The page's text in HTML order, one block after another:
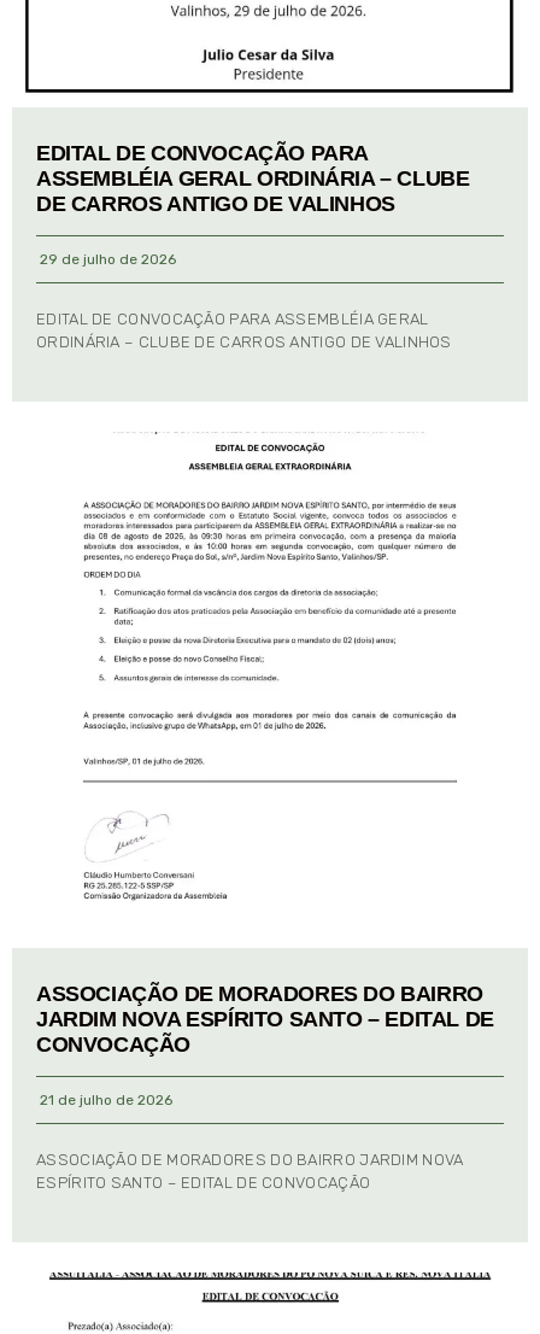
EDITAL DE CONVOCAÇÃO PARA
ASSEMBLÉIA GERAL ORDINÁRIA – CLUBE
DE CARROS ANTIGO DE VALINHOS
29 de julho de 2026
EDITAL DE CONVOCAÇÃO PARA ASSEMBLÉIA GERAL
ORDINÁRIA – CLUBE DE CARROS ANTIGO DE VALINHOS
ASSOCIAÇÃO DE MORADORES DO BAIRRO
JARDIM NOVA ESPÍRITO SANTO – EDITAL DE
CONVOCAÇÃO
21 de julho de 2026
ASSOCIAÇÃO DE MORADORES DO BAIRRO JARDIM NOVA
ESPÍRITO SANTO – EDITAL DE CONVOCAÇÃO